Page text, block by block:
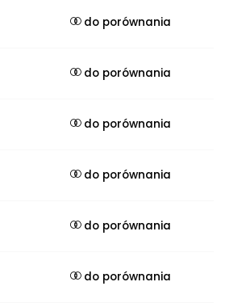
do porównania
do porównania
do porównania
do porównania
do porównania
do porównania